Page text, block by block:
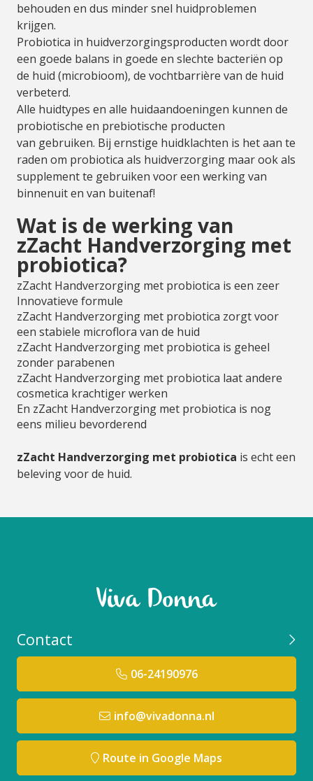
behouden en dus minder snel huidproblemen
krijgen.
Probiotica in huidverzorgingsproducten wordt door
een goede balans in goede en slechte bacteriën op
de huid (microbioom), de vochtbarrière van de huid
verbeterd.
Alle huidtypes en alle huidaandoeningen kunnen de
probiotische en prebiotische producten
van gebruiken. Bij ernstige huidklachten is het aan te
raden om probiotica als huidverzorging maar ook als
supplement te gebruiken voor een werking van
binnenuit en van buitenaf!
Wat is de werking van
zZacht Handverzorging met
probiotica?
zZacht Handverzorging met probiotica is een zeer
Innovatieve formule
zZacht Handverzorging met probiotica zorgt voor
een stabiele microflora van de huid
zZacht Handverzorging met probiotica is geheel
zonder parabenen
zZacht Handverzorging met probiotica laat andere
cosmetica krachtiger werken
En zZacht Handverzorging met probiotica is nog
eens milieu bevorderend
zZacht Handverzorging met probiotica is echt een
beleving voor de huid.
Contact
06-24190976
info@vivadonna.nl
Route in Google Maps